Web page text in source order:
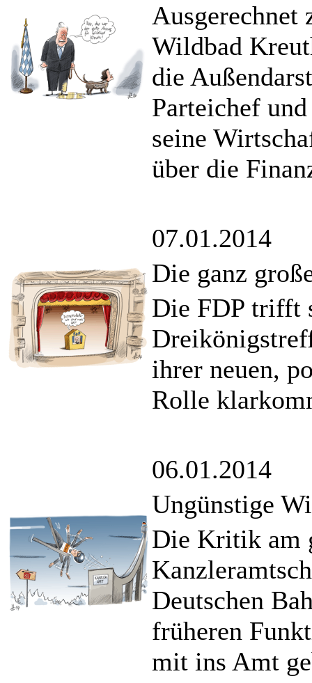
Ausgerechnet
Wildbad
die
Parteichef
seine
über die
07.01.2014
Die ganz
Die FDP trifft
ihrer neuen,
Rolle
06.01.2014
Ungünstige
Die Kritik am
Deutschen
früheren
mit ins Amt